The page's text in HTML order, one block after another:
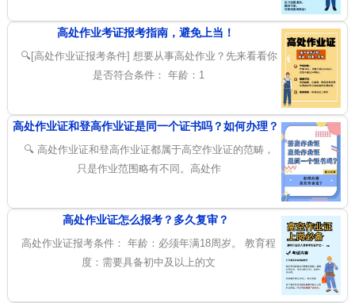
高处作业考证报考指南，避免上当！
🔍[高处作业证报考条件] 想要从事高处作业？先来看看你
是否符合条件： 年龄：1
高处作业证和登高作业证是同一个证书吗？如何办理？
🔍 高处作业证和登高作业证都属于高空作业证的范畴，
只是作业范围略有不同。高处作
高处作业证怎么报考？多久复审？
高处作业证报考条件： 年龄：必须年满18周岁。 教育程
度：需要具备初中及以上的文